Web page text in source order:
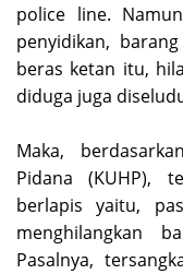
police line.
penyidikan,
beras ketan itu,
diduga juga
Maka,
Pidana (KUHP),
berlapis yaitu,
menghilangkan
Pasalnya,